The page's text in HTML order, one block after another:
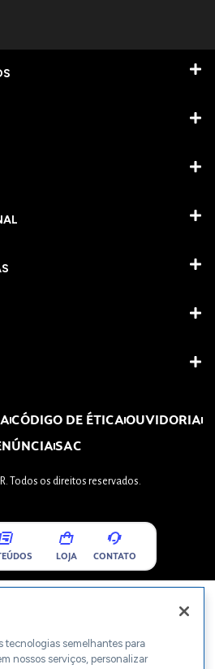
CÓDIGO DE ÉTICAOUVIDORIA
SAC
Todos os direitos reservados.
LOJA CONTATO
tecnologias semelhantes para
nossos serviços, personalizar